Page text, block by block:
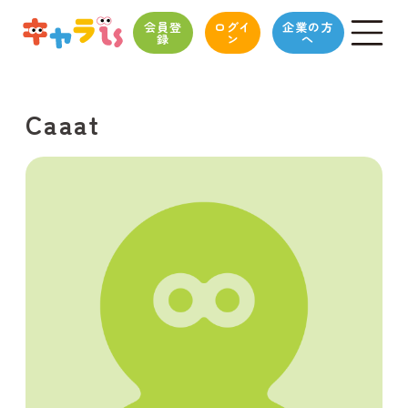
会員登
録
ログイ
ン
企業の方
へ
Caaat